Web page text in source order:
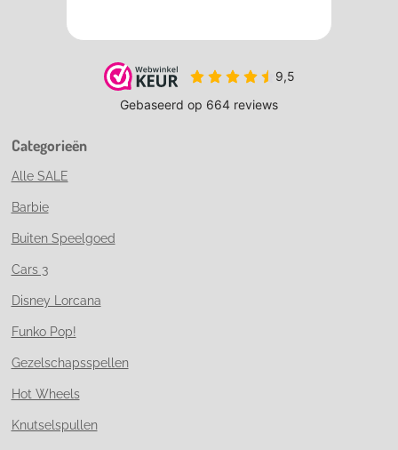
Categorieën
Alle SALE
Barbie
Buiten Speelgoed
Cars 3
Disney Lorcana
Funko Pop!
Gezelschapsspellen
Hot Wheels
Knutselspullen